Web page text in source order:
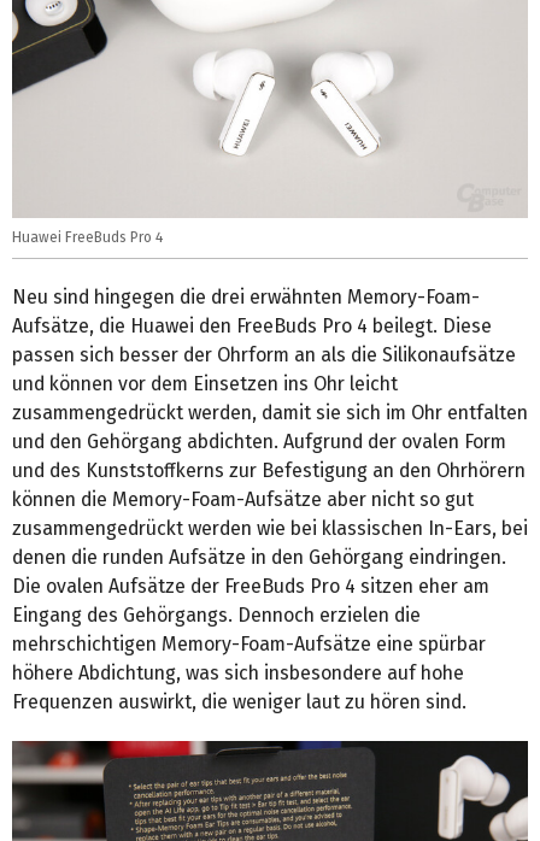
Huawei FreeBuds Pro 4
Neu sind hingegen die drei erwähnten Memory-Foam-
Aufsätze, die Huawei den FreeBuds Pro 4 beilegt. Diese
passen sich besser der Ohrform an als die Silikonaufsätze
und können vor dem Einsetzen ins Ohr leicht
zusammengedrückt werden, damit sie sich im Ohr entfalten
und den Gehörgang abdichten. Aufgrund der ovalen Form
und des Kunststoffkerns zur Befestigung an den Ohrhörern
können die Memory-Foam-Aufsätze aber nicht so gut
zusammengedrückt werden wie bei klassischen In-Ears, bei
denen die runden Aufsätze in den Gehörgang eindringen.
Die ovalen Aufsätze der FreeBuds Pro 4 sitzen eher am
Eingang des Gehörgangs. Dennoch erzielen die
mehrschichtigen Memory-Foam-Aufsätze eine spürbar
höhere Abdichtung, was sich insbesondere auf hohe
Frequenzen auswirkt, die weniger laut zu hören sind.